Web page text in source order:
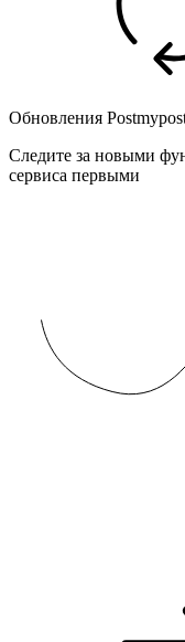
Обновления
Следите за новыми
сервиса первыми